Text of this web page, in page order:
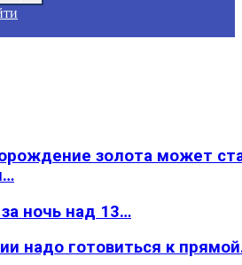
золота может
ночь над 13…
надо готовиться к